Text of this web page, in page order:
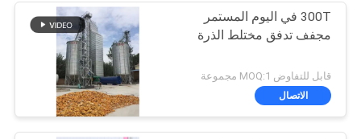
300T في اليوم المستمر
مجفف تدفق مختلط الذرة
قابل للتفاوض MOQ:1 مجموعة
الاتصال